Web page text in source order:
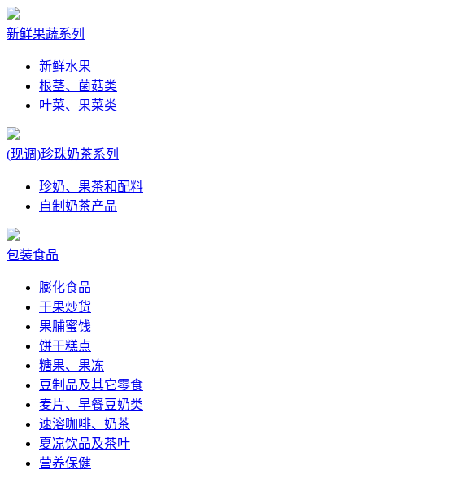
新鲜果蔬系列
新鲜水果
根茎、菌菇类
叶菜、果菜类
(现调)珍珠奶茶系列
珍奶、果茶和配料
自制奶茶产品
包装食品
膨化食品
干果炒货
果脯蜜饯
饼干糕点
糖果、果冻
豆制品及其它零食
麦片、早餐豆奶类
速溶咖啡、奶茶
夏凉饮品及茶叶
营养保健